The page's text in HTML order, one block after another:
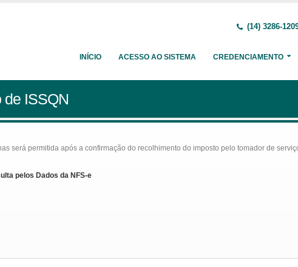
(14) 3286-
INÍCIO ACESSO AO SISTEMA CREDENCIAMENTO
de ISSQN
será permitida após a confirmação do recolhimento do imposto pelo tomador de
pelos Dados da NFS-e